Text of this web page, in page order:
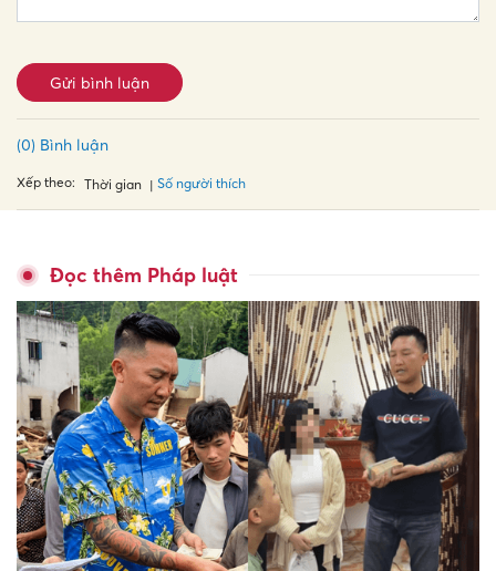
Gửi bình luận
(0) Bình luận
Xếp theo: Thời gian Số người thích
Đọc thêm Pháp luật